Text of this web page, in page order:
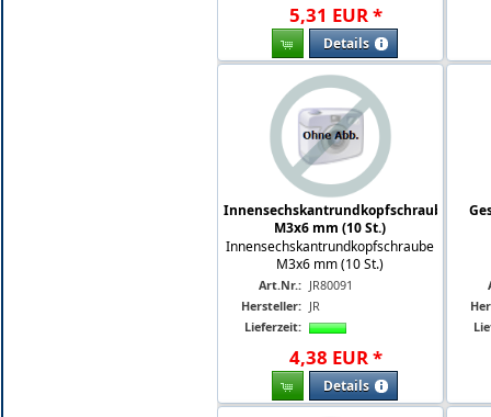
5,31 EUR*
Details
Innensechskantrundkopfschraube
M3x6 mm (10 St.)
Innensechskantrundkopfschraube
M3x6 mm (10 St.)
Art.Nr.: JR80091
Hersteller: JR
Lieferzeit:
4,38 EUR*
Details